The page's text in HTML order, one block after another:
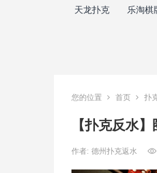
天龙扑克 乐淘棋
您的位置 首页 扑
【扑克反水
作者: 德州扑克返水